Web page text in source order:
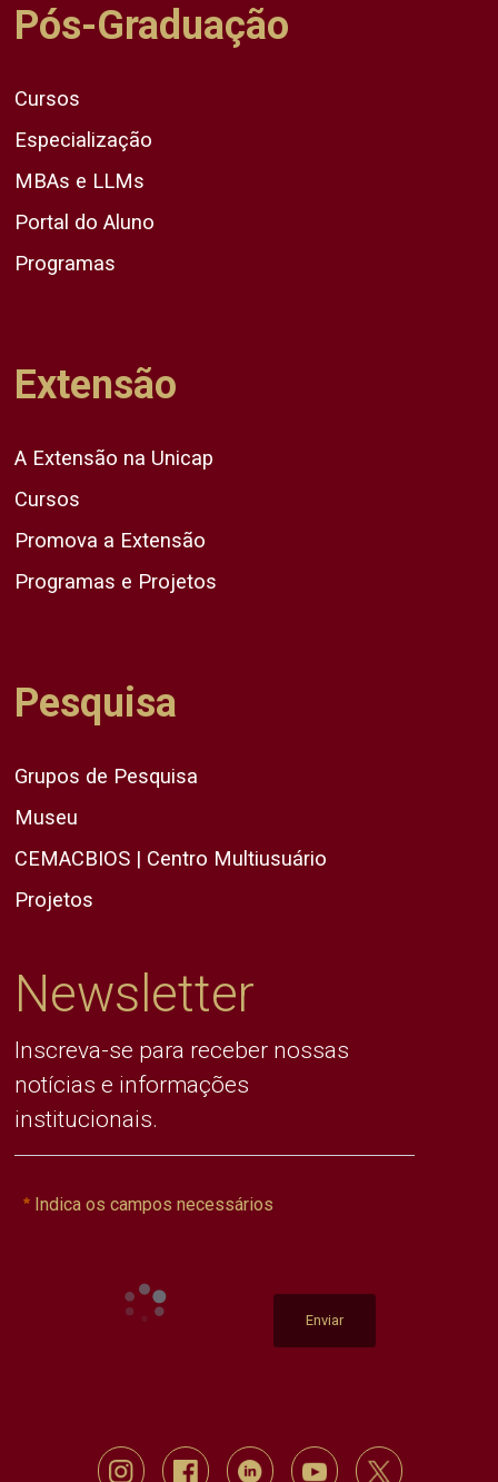
Pós-Graduação
Cursos
Especialização
MBAs e LLMs
Portal do Aluno
Programas
Extensão
A Extensão na Unicap
Cursos
Promova a Extensão
Programas e Projetos
Pesquisa
Grupos de Pesquisa
Museu
CEMACBIOS | Centro Multiusuário
Projetos
Newsletter
Inscreva-se para receber nossas
notícias e informações
institucionais.
Indica os campos necessários
Enviar